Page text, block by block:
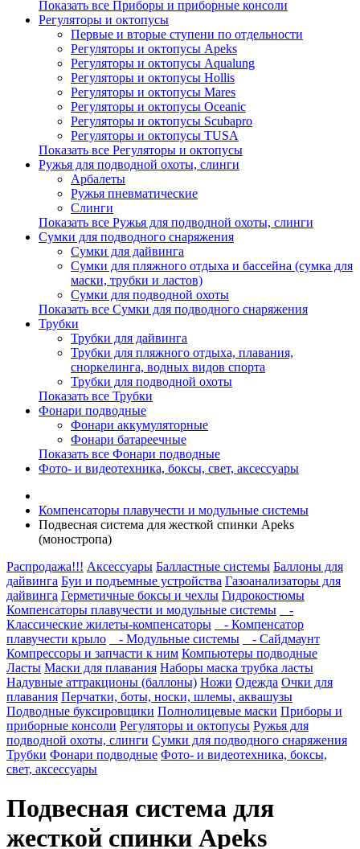
Показать все Приборы и приборные консоли
Регуляторы и октопусы
Первые и вторые ступени по отдельности
Регуляторы и октопусы Apeks
Регуляторы и октопусы Aqualung
Регуляторы и октопусы Hollis
Регуляторы и октопусы Mares
Регуляторы и октопусы Oceanic
Регуляторы и октопусы Scubapro
Регуляторы и октопусы TUSA
Показать все Регуляторы и октопусы
Ружья для подводной охоты, слинги
Арбалеты
Ружья пневматические
Слинги
Показать все Ружья для подводной охоты, слинги
Сумки для подводного снаряжения
Сумки для дайвинга
Сумки для пляжного отдыха и бассейна (сумка для
маски, трубки и ластов)
Сумки для подводной охоты
Показать все Сумки для подводного снаряжения
Трубки
Трубки для дайвинга
Трубки для пляжного отдыха, плавания,
сноркелинга, водных видов спорта
Трубки для подводной охоты
Показать все Трубки
Фонари подводные
Фонари аккумуляторные
Фонари батареечные
Показать все Фонари подводные
Фото- и видеотехника, боксы, свет, аксессуары
Компенсаторы плавучести и модульные системы
Подвесная система для жесткой спинки Apeks
(моностропа)
Распродажа!!! Аксессуары Балластные системы Баллоны для
дайвинга Буи и подъемные устройства Газоанализаторы для
дайвинга Герметичные боксы и чехлы Гидрокостюмы
Компенсаторы плавучести и модульные системы
-
Классические жилеты-компенсаторы
- Компенсатор
плавучести крыло
- Модульные системы
- Сайдмаунт
Компрессоры и запчасти к ним Компьютеры подводные
Ласты Маски для плавания Наборы маска трубка ласты
Надувные аттракционы (баллоны) Ножи Одежда Очки для
плавания Перчатки, боты, носки, шлемы, аквашузы
Подводные буксировщики Полнолицевые маски Приборы и
приборные консоли Регуляторы и октопусы Ружья для
подводной охоты, слинги Сумки для подводного снаряжения
Трубки Фонари подводные Фото- и видеотехника, боксы,
свет, аксессуары
Подвесная система для
жесткой спинки Apeks